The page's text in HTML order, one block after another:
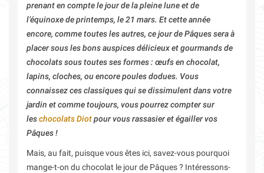
prenant en compte le jour de la pleine lune et de
l’équinoxe de printemps, le 21 mars. Et cette année
encore, comme toutes les autres, ce jour de Pâques sera à
placer sous les bons auspices délicieux et gourmands de
chocolats sous toutes ses formes : œufs en chocolat,
lapins, cloches, ou encore poules dodues. Vous
connaissez ces classiques qui se dissimulent dans votre
jardin et comme toujours, vous pourrez compter sur
leschocolats Diotpour vous rassasier et égailler vos
Pâques !
Mais, au fait, puisque vous êtes ici, savez-vous pourquoi
mange-t-on du chocolat le jour de Pâques ? Intéressons-